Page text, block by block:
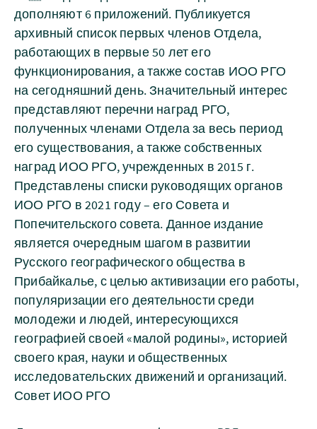
дополняют 6 приложений. Публикуется
архивный список первых членов Отдела,
работающих в первые 50 лет его
функционирования, а также состав ИОО РГО
на сегодняшний день. Значительный интерес
представляют перечни наград РГО,
полученных членами Отдела за весь период
его существования, а также собственных
наград ИОО РГО, учрежденных в 2015 г.
Представлены списки руководящих органов
ИОО РГО в 2021 году – его Совета и
Попечительского совета. Данное издание
является очередным шагом в развитии
Русского географического общества в
Прибайкалье, с целью активизации его работы,
популяризации его деятельности среди
молодежи и людей, интересующихся
географией своей «малой родины», историей
своего края, науки и общественных
исследовательских движений и организаций.
Совет ИОО РГО